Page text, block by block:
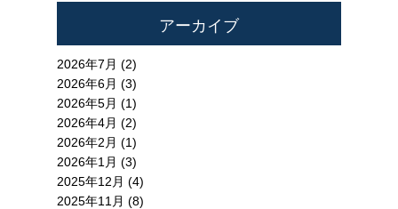
アーカイブ
2026年7月 (2)
2026年6月 (3)
2026年5月 (1)
2026年4月 (2)
2026年2月 (1)
2026年1月 (3)
2025年12月 (4)
2025年11月 (8)